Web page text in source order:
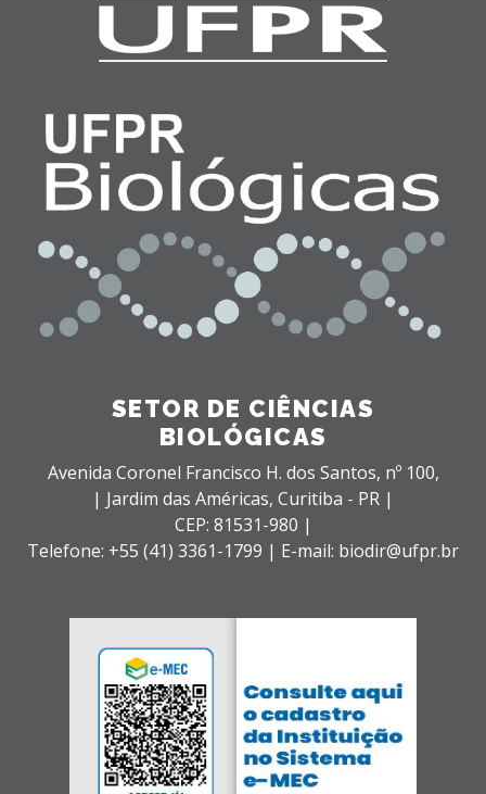
SETOR DE CIÊNCIAS
BIOLÓGICAS
Avenida Coronel Francisco H. dos Santos, nº 100,
| Jardim das Américas, Curitiba - PR |
CEP: 81531-980 |
Telefone: +55 (41) 3361-1799 | E-mail: biodir@ufpr.br